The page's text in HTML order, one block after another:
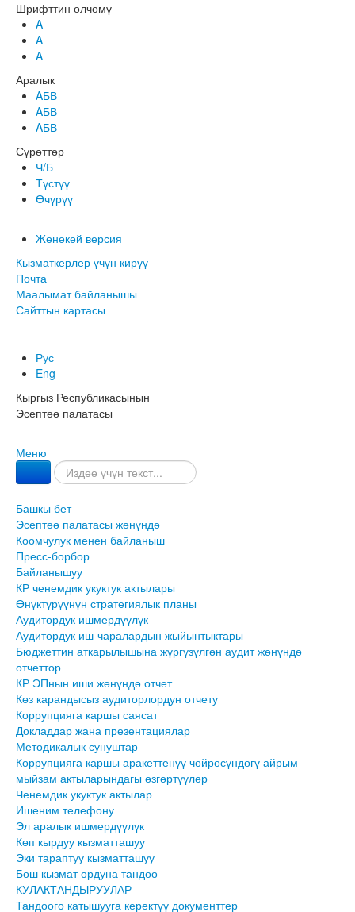
Шрифттин өлчөмү
A
A
A
Аралык
AБВ
AБВ
AБВ
Сүрөттөр
Ч/Б
Түстүү
Өчүрүү
Жөнөкөй версия
Кызматкерлер үчүн кирүү
Почта
Маалымат байланышы
Сайттын картасы
Рус
Eng
Кыргыз Республикасынын
Эсептөө палатасы
Меню
Башкы бет
Эсептөө палатасы жөнүндө
Коомчулук менен байланыш
Пресс-борбор
Байланышуу
КР ченемдик укуктук актылары
Өнүктүрүүнүн стратегиялык планы
Аудитордук ишмердүүлүк
Аудитордук иш-чаралардын жыйынтыктары
Бюджеттин аткарылышына жүргүзүлгөн аудит жөнүндө
отчеттор
КР ЭПнын иши жөнүндө отчет
Көз карандысыз аудиторлордун отчету
Коррупцияга каршы саясат
Докладдар жана презентациялар
Методикалык сунуштар
Коррупцияга каршы аракеттенүү чөйрөсүндөгү айрым
мыйзам актыларындагы өзгөртүүлөр
Ченемдик укуктук актылар
Ишеним телефону
Эл аралык ишмердүүлүк
Көп кырдуу кызматташуу
Эки тараптуу кызматташуу
Бош кызмат ордуна тандоо
КУЛАКТАНДЫРУУЛАР
Тандоого катышууга керектүү документтер